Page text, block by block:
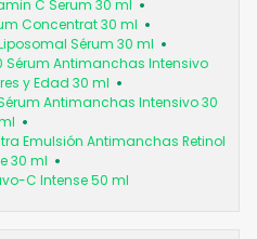
C Serum 30 ml
Concentrat 30 ml
Sérum 30 ml
Sérum Antimanchas Intensivo
y Edad 30 ml
Antimanchas Intensivo 30
Emulsión Antimanchas Retinol
30 ml
C Intense 50 ml